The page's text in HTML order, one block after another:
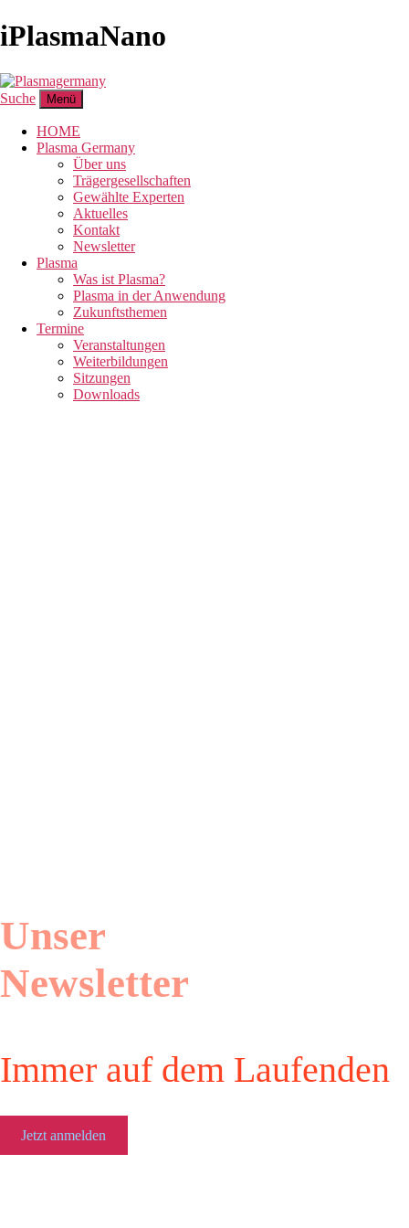
iPlasmaNano
Suche Menü
HOME
Plasma Germany
Über uns
Trägergesellschaften
Gewählte Experten
Aktuelles
Kontakt
Newsletter
Plasma
Was ist Plasma?
Plasma in der Anwendung
Zukunftsthemen
Termine
Veranstaltungen
Weiterbildungen
Sitzungen
Downloads
Unser
Newsletter
Immer auf dem Laufenden
Jetzt anmelden